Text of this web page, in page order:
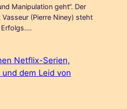
Manipulation geht“. Der
(Pierre Niney) steht
Erfolgs.…